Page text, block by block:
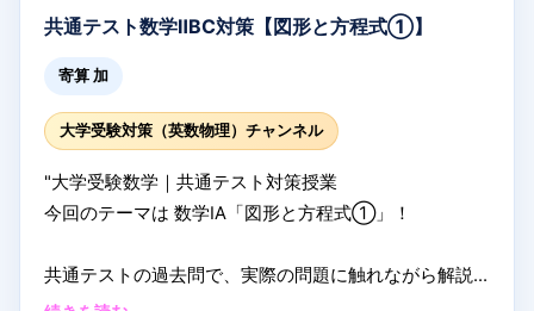
速く読むために、ゆっくり読む。
#共通テスト英語
語長文 #まなVっと #夏期講習 #ライブ授業
#共通テスト
共通テスト数学ⅡBC対策【図形と方程式①】
寄算 加
大学受験対策（英数物理）チャンネル
"大学受験数学｜共通テスト対策授業
今回のテーマは 数学ⅠA「図形と方程式①」！
共通テストの過去問で、実際の問題に触れながら解説
します！